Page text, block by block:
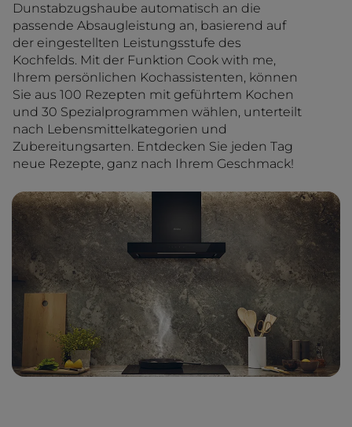
Dunstabzugshaube automatisch an die
passende Absaugleistung an, basierend auf
der eingestellten Leistungsstufe des
Kochfelds. Mit der Funktion Cook with me,
Ihrem persönlichen Kochassistenten, können
Sie aus 100 Rezepten mit geführtem Kochen
und 30 Spezialprogrammen wählen, unterteilt
nach Lebensmittelkategorien und
Zubereitungsarten. Entdecken Sie jeden Tag
neue Rezepte, ganz nach Ihrem Geschmack!